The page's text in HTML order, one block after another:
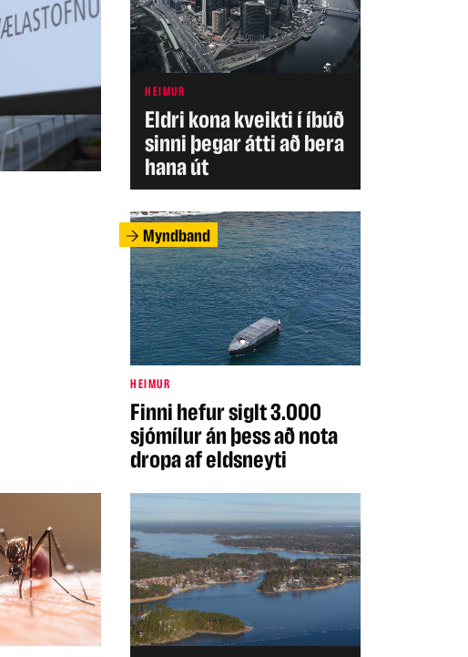
HEIMUR
Eldri kona kveikti í íbúð
sinni þegar átti að bera
hana út
Myndband
HEIMUR
Finni hefur siglt 3.000
sjómílur án þess að nota
dropa af eldsneyti